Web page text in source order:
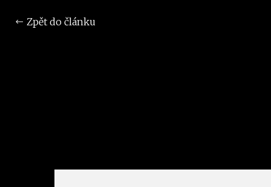
Zpět do článku